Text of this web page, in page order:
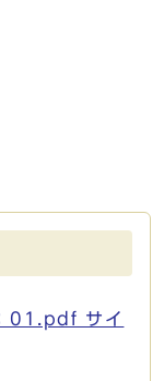
01.pdf サイ